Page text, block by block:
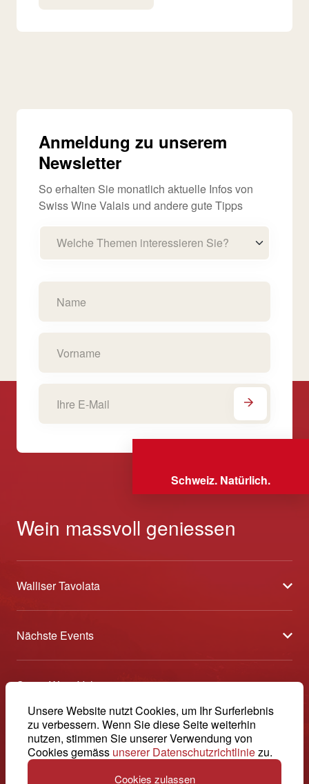
Unsere Website nutzt Cookies, um Ihr Surferlebnis
zu verbessern. Wenn Sie diese Seite weiterhin
nutzen, stimmen Sie unserer Verwendung von
Cookies gemäss unserer Datenschutzrichtliniezu.
Cookies zulassen
Anmeldung zu unserem
Newsletter
So erhalten Sie monatlich aktuelle Infos von
Swiss Wine Valais und andere gute Tipps
Welche Themen interessieren Sie?
Schweiz. Natürlich.
Wein massvoll geniessen
Walliser Tavolata
Über uns
Partner
Nächste Events
Sélection des Vins du Valais
Etoiles du Valais
Offene Weinkeller Wallis
Swiss Wine Valais
Avenue de la Gare 2 - CP 144 - 1964 Conthey
+41 27 345 40 80
info@swisswinevalais.ch
© 2026, Swiss Wine Valais
Impressum
Deutsch (Schweiz)